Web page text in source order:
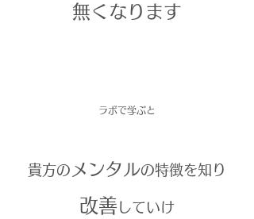
無くなります
ラボで学ぶと
貴方の メンタルの特徴を知り
改善 していけ